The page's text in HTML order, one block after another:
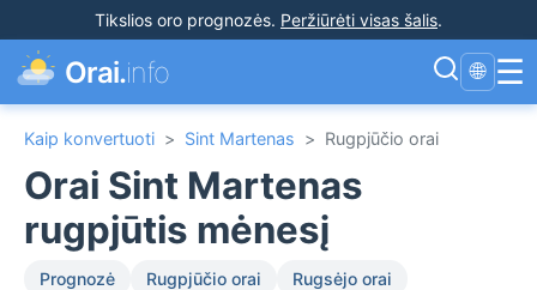
Tikslios oro prognozės. Peržiūrėti visas šalis.
Orai.info 🌐 ☰
Kaip konvertuoti > Sint Martenas > Rugpjūčio orai
Orai Sint Martenas
rugpjūtis mėnesį
Prognozė Rugpjūčio orai
Rugsėjo orai